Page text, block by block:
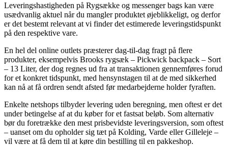
Leveringshastigheden på Rygsække og messenger bags kan være
usædvanlig aktuel når du mangler produktet øjeblikkeligt, og derfor
er det bestemt relevant at vi finder det estimerede leveringstidspunkt
på den respektive vare.
En hel del online outlets præsterer dag-til-dag fragt på flere
produkter, eksempelvis Brooks rygsæk – Pickwick backpack – Sort
– 13 Liter, der dog regnes ud fra at transaktionen gennemføres forud
for et konkret tidspunkt, med hensynstagen til at de med sikkerhed
kan nå at få ordren sendt afsted før medarbejderne holder fyraften.
Enkelte netshops tilbyder levering uden beregning, men oftest er det
under betingelse af at du køber for et fastsat beløb. Som alternativ
bør du foretrække den mest prisbevidste leveringsversion, som oftest
– uanset om du opholder sig tæt på Kolding, Varde eller Gilleleje –
vil være at få dem til at køre din bestilling til en pakkeshop.